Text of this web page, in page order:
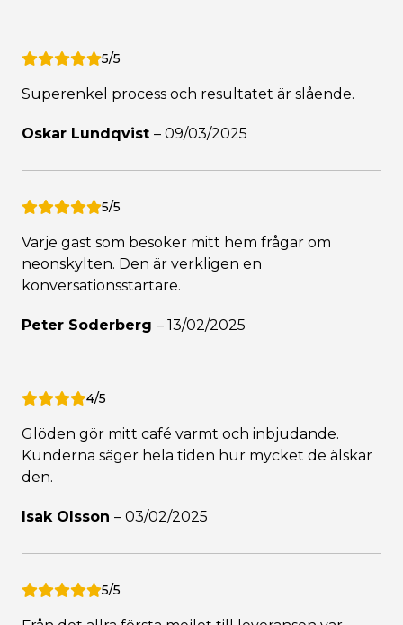
5/5
Superenkel process och resultatet är slående.
Oskar Lundqvist – 09/03/2025
5/5
Varje gäst som besöker mitt hem frågar om
neonskylten. Den är verkligen en
konversationsstartare.
Peter Soderberg – 13/02/2025
4/5
Glöden gör mitt café varmt och inbjudande.
Kunderna säger hela tiden hur mycket de älskar
den.
Isak Olsson – 03/02/2025
5/5